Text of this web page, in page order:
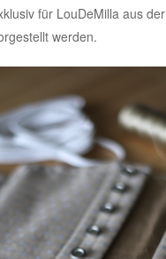
für LouDeMilla aus
werden.